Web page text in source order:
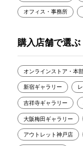
オフィス・事務所
購入店舗で選ぶ
オンラインストア・本
新宿ギャラリー
吉祥寺ギャラリー
大阪梅田ギャラリー
アウトレット神戸店